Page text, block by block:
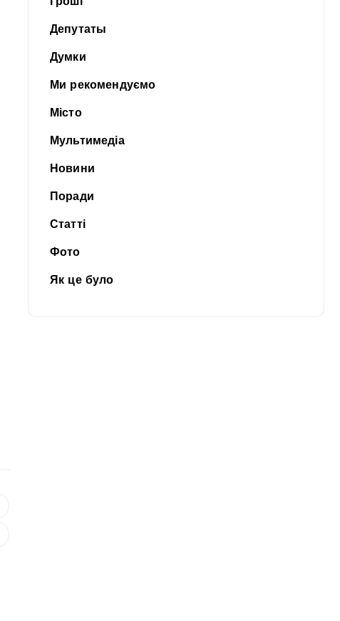
Депутаты
Думки
Ми рекомендуємо
Місто
Мультимедіа
Новини
Поради
Статті
Фото
Як це було